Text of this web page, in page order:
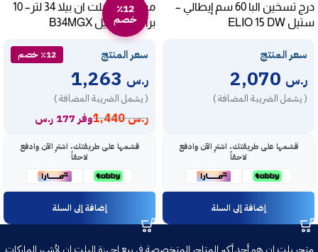
درج تسخين البا 60 سم إيطالي –
ستيل ELIO 15 DW
سعر المنتج
ر.س
( يشمل الضريبة المضافة )
قسّمها على طريقتك، اشترِ الآن وادفع
لاحقاً
إضافة إلى السلة
٪12
خصم
ميكروويف بلت ان بيلا 34 لتر– 10
برامج – ستيل B34MGX
سعر المنتج ٪12 خصم
ر.س
( يشمل الضريبة المضافة )
ر.س1,440 وفر 177 ر.س
قسّمها على طريقتك، اشترِ الآن وادفع
لاحقاً
إضافة إلى السلة